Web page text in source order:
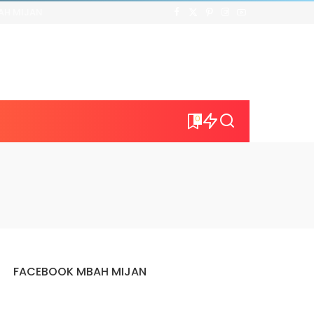
0
FACEBOOK MBAH MIJAN